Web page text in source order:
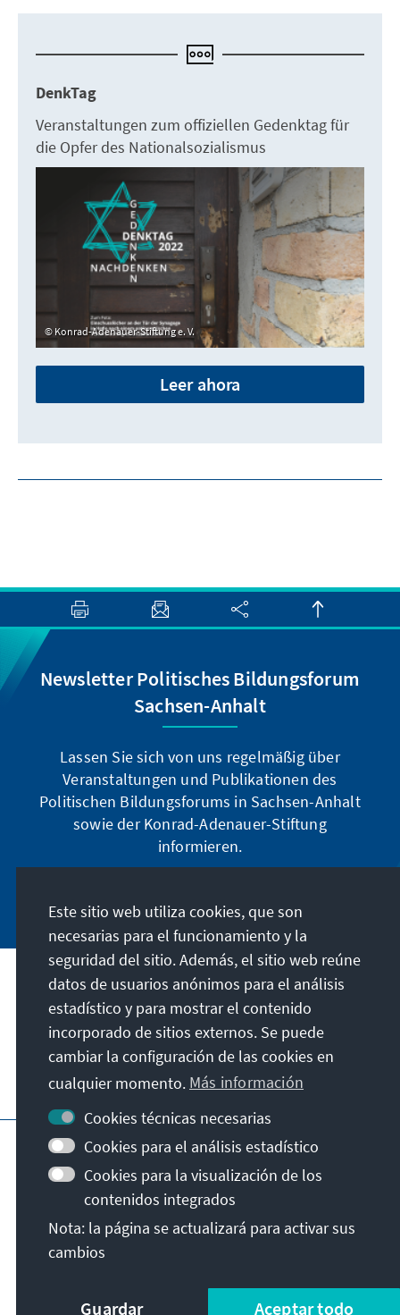
DenkTag
Veranstaltungen zum offiziellen Gedenktag für
die Opfer des Nationalsozialismus
Konrad-Adenauer-Stiftung e. V.
Leer ahora
Newsletter Politisches Bildungsforum
Sachsen-Anhalt
Lassen Sie sich von uns regelmäßig über
Veranstaltungen und Publikationen des
Politischen Bildungsforums in Sachsen-Anhalt
sowie der Konrad-Adenauer-Stiftung
informieren.
Dirección
Contacto
Visita también
Página principal de la KAS
Pie de imprenta
Condiciones de uso
Declaración sobre accesibilidad
Notificar barrera
Términos y condiciones generales
© Konrad-Adenauer-Stiftung e.V. 2026
Este sitio web utiliza cookies, que son
necesarias para el funcionamiento y la
seguridad del sitio. Además, el sitio web reúne
datos de usuarios anónimos para el análisis
estadístico y para mostrar el contenido
incorporado de sitios externos. Se puede
cambiar la configuración de las cookies en
cualquier momento. Más información
Cookies técnicas necesarias
Cookies para el análisis estadístico
Cookies para la visualización de los
contenidos integrados
Nota: la página se actualizará para activar sus
cambios
Guardar Aceptar todo